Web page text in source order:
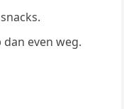
even weg.